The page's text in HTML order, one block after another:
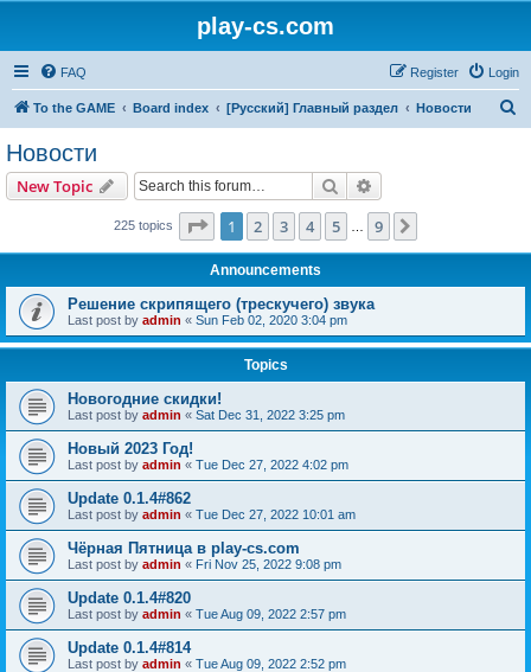
play-cs.com
FAQ Login
Register
To the GAME Board index [Русский] Главный раздел Новости
Новости
New Topic Search
225 topics Page 1of 9
1 2 3 4 5 9
Announcements
Решение скрипящего (трескучего) звука
Last post by admin « Sun Feb 02, 2020 3:04 pm
Topics
Новогодние скидки!
Last post by admin « Sat Dec 31, 2022 3:25 pm
Новый 2023 Год!
Last post by admin « Tue Dec 27, 2022 4:02 pm
Update 0.1.4#862
Last post by admin « Tue Dec 27, 2022 10:01 am
Чёрная Пятница в play-cs.com
Last post by admin « Fri Nov 25, 2022 9:08 pm
Update 0.1.4#820
Last post by admin « Tue Aug 09, 2022 2:57 pm
Update 0.1.4#814
Last post by admin « Tue Aug 09, 2022 2:52 pm